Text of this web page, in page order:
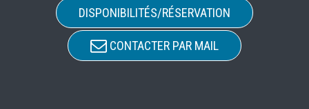
DISPONIBILITÉS/RÉSERVATION
CONTACTER PAR MAIL